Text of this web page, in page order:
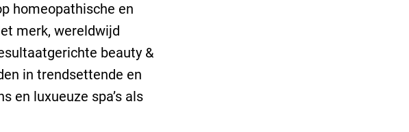
homeopathische en
merk, wereldwijd
beauty &
in trendsettende en
en luxueuze spa’s als